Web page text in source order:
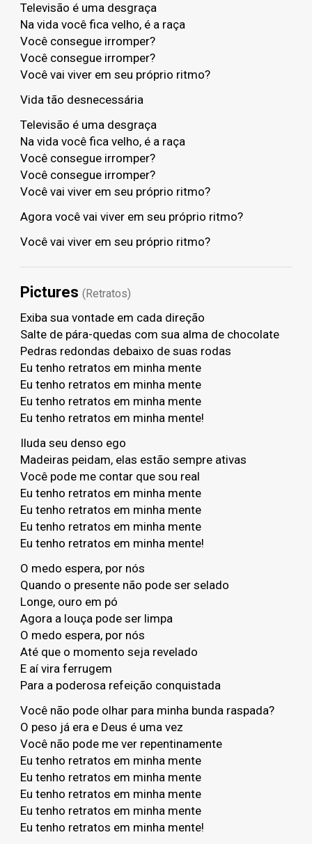
Televisão é uma desgraça
Na vida você fica velho, é a raça
Você consegue irromper?
Você consegue irromper?
Você vai viver em seu próprio ritmo?
Vida tão desnecessária
Televisão é uma desgraça
Na vida você fica velho, é a raça
Você consegue irromper?
Você consegue irromper?
Você vai viver em seu próprio ritmo?
Agora você vai viver em seu próprio ritmo?
Você vai viver em seu próprio ritmo?
Pictures (Retratos)
Exiba sua vontade em cada direção
Salte de pára-quedas com sua alma de chocolate
Pedras redondas debaixo de suas rodas
Eu tenho retratos em minha mente
Eu tenho retratos em minha mente
Eu tenho retratos em minha mente
Eu tenho retratos em minha mente!
Iluda seu denso ego
Madeiras peidam, elas estão sempre ativas
Você pode me contar que sou real
Eu tenho retratos em minha mente
Eu tenho retratos em minha mente
Eu tenho retratos em minha mente
Eu tenho retratos em minha mente!
O medo espera, por nós
Quando o presente não pode ser selado
Longe, ouro em pó
Agora a louça pode ser limpa
O medo espera, por nós
Até que o momento seja revelado
E aí vira ferrugem
Para a poderosa refeição conquistada
Você não pode olhar para minha bunda raspada?
O peso já era e Deus é uma vez
Você não pode me ver repentinamente
Eu tenho retratos em minha mente
Eu tenho retratos em minha mente
Eu tenho retratos em minha mente
Eu tenho retratos em minha mente
Eu tenho retratos em minha mente!